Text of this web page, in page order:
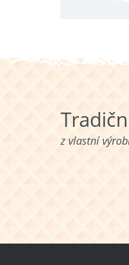
z vlastní